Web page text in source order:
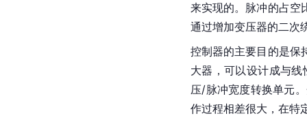
来实现的。脉冲的占空
通过增加变压器的二次
控制器的主要目的是保
大器 ，可以设计成与
压/脉冲宽度转换单元。
作过程相差很大，在特